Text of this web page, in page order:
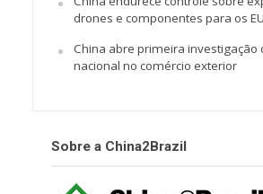
drones e componentes para os
China abre primeira investigação
nacional no comércio exterior
Sobre a China2Brazil